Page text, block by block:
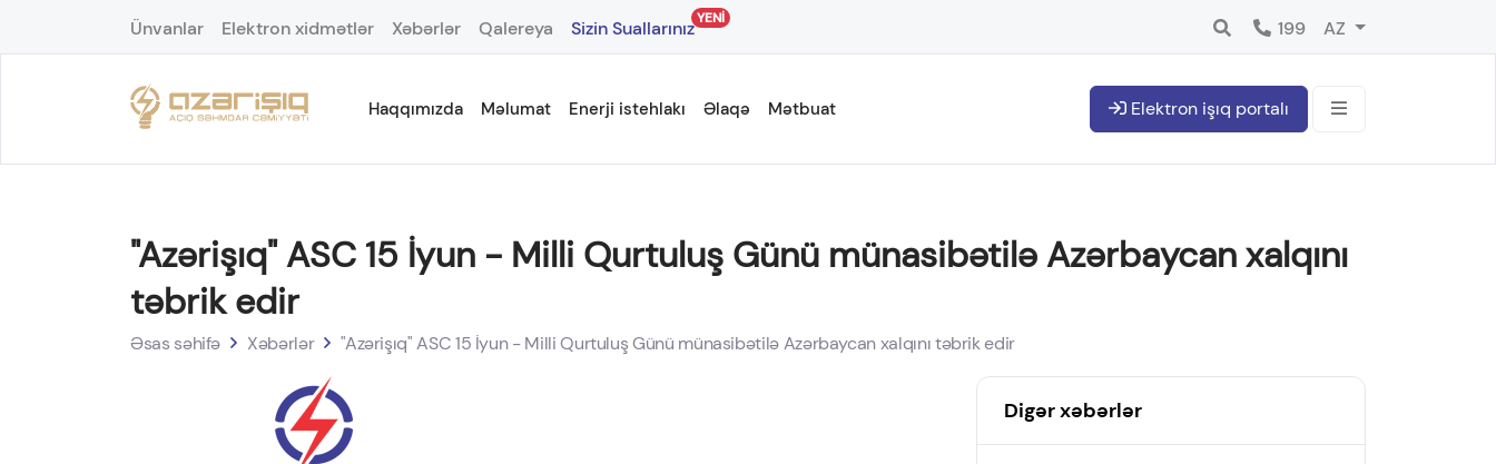
Ünvanlar Elektron xidmətlər Xəbərlər Qalereya Sizin SuallarınızYENİ 199 AZ
Haqqımızda Məlumat Enerji istehlakı Əlaqə Mətbuat Elektron işıq portalı
"Azərişıq" ASC 15 İyun - Milli Qurtuluş Günü münasibətilə Azərbaycan xalqını
təbrik edir
Əsas səhifə Xəbərlər "Azərişıq" ASC 15 İyun - Milli Qurtuluş Günü münasibətilə Azərbaycan xalqını təbrik edir
Digər xəbərlər